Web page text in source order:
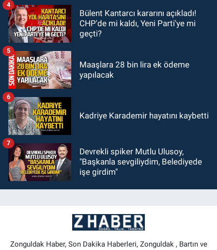
Bülent Kantarcı kararını açıkladı!
CHP'de mi kaldı, Yeni Parti'ye mi
geçti?
4
Maaşlara 28 bin lira ek ödeme
yapılacak
5
Kadriye Karademir hayatını kaybetti
6
Devrekli spiker Mutlu Ulusoy,
"Başkanla sevgiliydim, Belediyede
işe girdim"
7
Zonguldak Haber, Son Dakika Haberleri, Zonguldak , Bartın ve